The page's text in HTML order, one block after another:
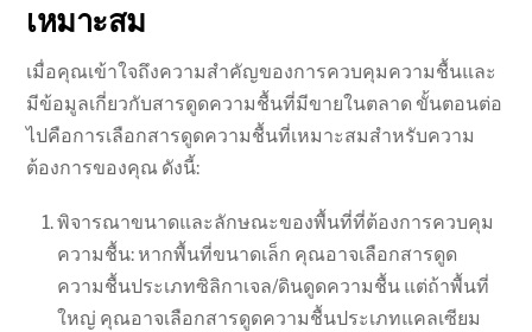
เหมาะสม
เมื่อคุณเข้าใจถึงความสำคัญของการควบคุมความชื้นและ
มีข้อมูลเกี่ยวกับสารดูดความชื้นที่มีขายในตลาด ขั้นตอนต่อ
ไปคือการเลือกสารดูดความชื้นที่เหมาะสมสำหรับความ
ต้องการของคุณ ดังนี้:
พิจารณาขนาดและลักษณะของพื้นที่ที่ต้องการควบคุม
ความชื้น: หากพื้นที่ขนาดเล็ก คุณอาจเลือกสารดูด
ความชื้นประเภทซิลิกาเจล/ดินดูดความชื้น แต่ถ้าพื้นที่
ใหญ่ คุณอาจเลือกสารดูดความชื้นประเภทแคลเซียม